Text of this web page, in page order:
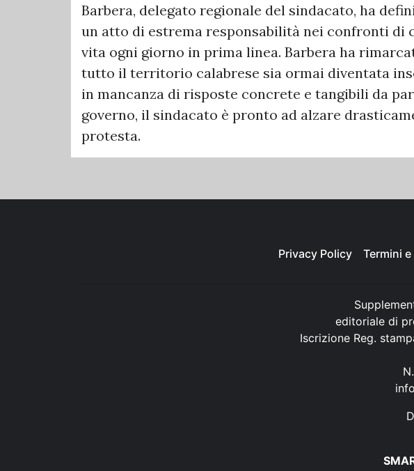
Barbera, delegato regionale del sindacato, ha
un atto di estrema responsabilità nei confronti di
vita ogni giorno in prima linea. Barbera ha
tutto il territorio calabrese sia ormai diventata
in mancanza di risposte concrete e tangibili da
governo, il sindacato è pronto ad alzare
protesta.
Privacy Policy Termini
editoriale di
Iscrizione Reg.